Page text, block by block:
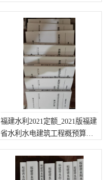
福建水利2021定额_2021版福建
省水利水电建筑工程概预算定
石油化工概算定额数据
长输管道工程检修维修预
算定额
法律图书
炼油化工计价依据定额
火力发电机组检修定额
湖南建设工程预算定额
钢铁检修工程预算定额